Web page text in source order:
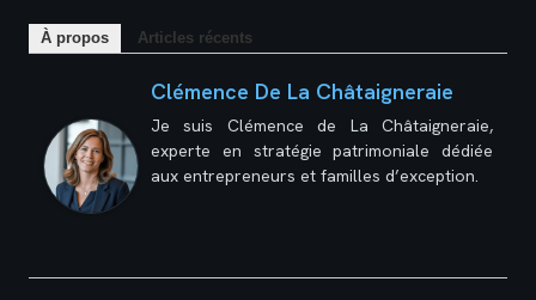
À propos Articles récents
Clémence De La Châtaigneraie
Je suis Clémence de La Châtaigneraie,
experte en stratégie patrimoniale dédiée
aux entrepreneurs et familles d’exception.